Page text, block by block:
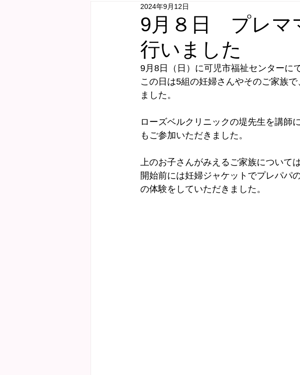
多胎プレママパパ教室
健診サポート にこにこ子育て教室
Webおしゃべり会
9月８日 プレマ
行いました
2024年9月12日
9月8日（日）に可児市福祉センターに
この日は5組の妊婦さんやそのご家族
ました。
ローズベルクリニックの堤先生を講師
もご参加いただきました。
上のお子さんがみえるご家族について
開始前には妊婦ジャケットでプレパパ
の体験をしていただきました。